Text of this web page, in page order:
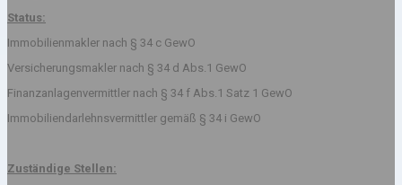
Status:
Immobilienmakler nach § 34 c GewO
Versicherungsmakler nach § 34 d Abs.1 GewO
Finanzanlagenvermittler nach § 34 f Abs.1 Satz 1 GewO
Immobiliendarlehnsvermittler gemäß § 34 i GewO
Zuständige Stellen: